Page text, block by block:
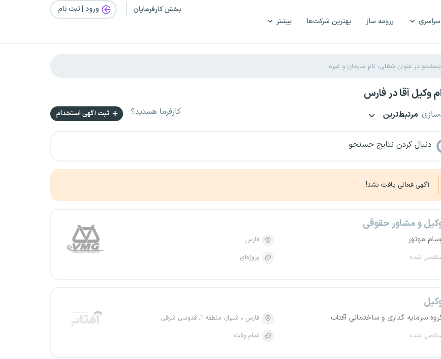
رزومه ساز بهترین شرکت‌ها بیشتر
بخش کارفرمایان ورود | ثبت‌ نام
وکیل آقا در فارس
مرتبط‌ترین کارفرما هستید؟ ثبت آگهی استخدام
دنبال کردن نتایج جستجو
آگهی فعالی یافت نشد!
و مشاور حقوقی
موتور
شده
فارس
پروژه‌ای
سرمایه گذاری و ساختمانی آفتاب
شده
فارس
شیراز، منطقه ۱، قدوسی شرقی
تمام وقت